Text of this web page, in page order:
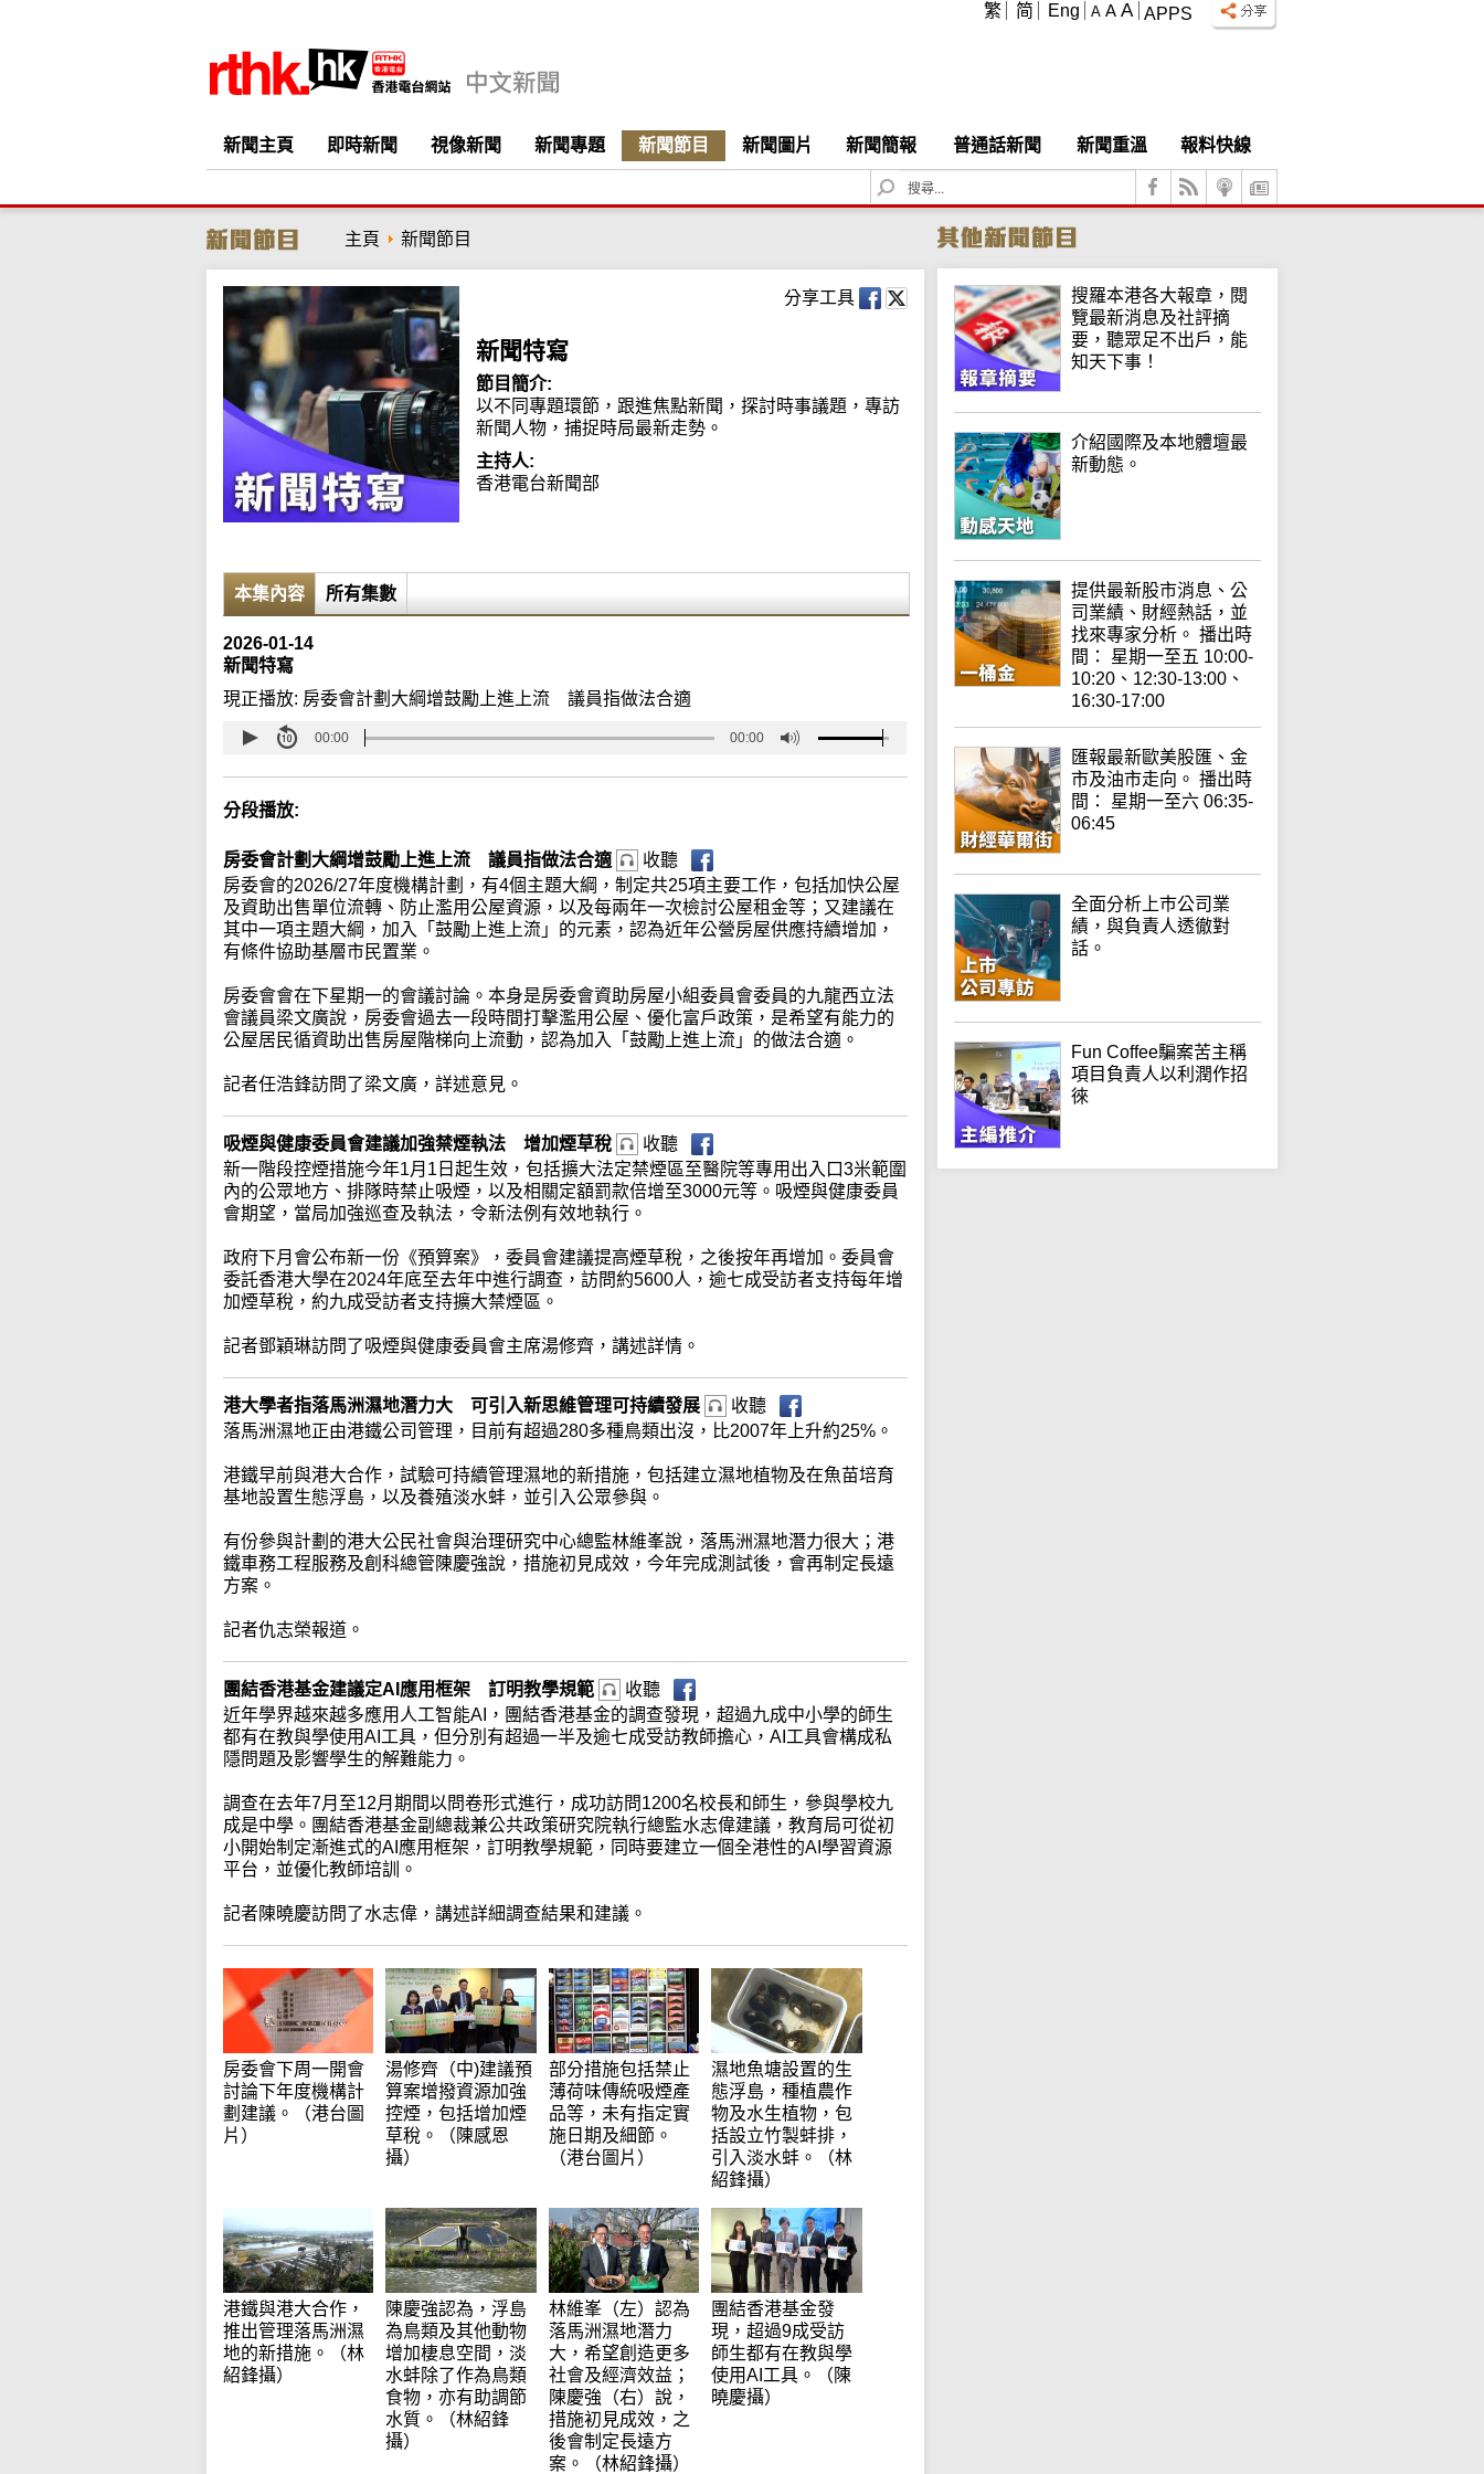
APPS
A A A
繁 简 Eng
新聞主頁 即時新聞 視像新聞 新聞專題 新聞節目 新聞圖片 新聞簡報 普通話新聞 新聞重溫
報料快線
S
e
c
h
主頁 新聞節目
分享工具
新聞特寫
節目簡介:
以不同專題環節，跟進焦點新聞，探討時事議題，專訪
新聞人物，捕捉時局最新走勢。
主持人:
香港電台新聞部
本集內容 所有集數
2026-01-14
新聞特寫
現正播放: 房委會計劃大綱增鼓勵上進上流 議員指做法合適
00:00 00:00
分段播放:
房委會計劃大綱增鼓勵上進上流 議員指做法合適
收聽
房委會的2026/27年度機構計劃，有4個主題大綱，制定共25項主要工作，包括加快公屋
及資助出售單位流轉、防止濫用公屋資源，以及每兩年一次檢討公屋租金等；又建議在
其中一項主題大綱，加入「鼓勵上進上流」的元素，認為近年公營房屋供應持續增加，
有條件協助基層市民置業。
房委會會在下星期一的會議討論。本身是房委會資助房屋小組委員會委員的九龍西立法
會議員梁文廣說，房委會過去一段時間打擊濫用公屋、優化富戶政策，是希望有能力的
公屋居民循資助出售房屋階梯向上流動，認為加入「鼓勵上進上流」的做法合適。
記者任浩鋒訪問了梁文廣，詳述意見。
吸煙與健康委員會建議加強禁煙執法 增加煙草稅
收聽
新一階段控煙措施今年1月1日起生效，包括擴大法定禁煙區至醫院等專用出入口3米範圍
內的公眾地方、排隊時禁止吸煙，以及相關定額罰款倍增至3000元等。吸煙與健康委員
會期望，當局加強巡查及執法，令新法例有效地執行。
政府下月會公布新一份《預算案》，委員會建議提高煙草稅，之後按年再增加。委員會
委託香港大學在2024年底至去年中進行調查，訪問約5600人，逾七成受訪者支持每年增
加煙草稅，約九成受訪者支持擴大禁煙區。
記者鄧穎琳訪問了吸煙與健康委員會主席湯修齊，講述詳情。
港大學者指落馬洲濕地潛力大 可引入新思維管理可持續發展
收聽
落馬洲濕地正由港鐵公司管理，目前有超過280多種鳥類出沒，比2007年上升約25%。
港鐵早前與港大合作，試驗可持續管理濕地的新措施，包括建立濕地植物及在魚苗培育
基地設置生態浮島，以及養殖淡水蚌，並引入公眾參與。
有份參與計劃的港大公民社會與治理研究中心總監林維峯說，落馬洲濕地潛力很大；港
鐵車務工程服務及創科總管陳慶強說，措施初見成效，今年完成測試後，會再制定長遠
方案。
記者仇志榮報道。
團結香港基金建議定AI應用框架 訂明教學規範
收聽
近年學界越來越多應用人工智能AI，團結香港基金的調查發現，超過九成中小學的師生
都有在教與學使用AI工具，但分別有超過一半及逾七成受訪教師擔心，AI工具會構成私
隱問題及影響學生的解難能力。
調查在去年7月至12月期間以問卷形式進行，成功訪問1200名校長和師生，參與學校九
成是中學。團結香港基金副總裁兼公共政策研究院執行總監水志偉建議，教育局可從初
小開始制定漸進式的AI應用框架，訂明教學規範，同時要建立一個全港性的AI學習資源
平台，並優化教師培訓。
記者陳曉慶訪問了水志偉，講述詳細調查結果和建議。
房委會下周一開會
討論下年度機構計
劃建議。（港台圖
片）
湯修齊（中)建議預
算案增撥資源加強
控煙，包括增加煙
草稅。（陳感恩
攝）
部分措施包括禁止
薄荷味傳統吸煙產
品等，未有指定實
施日期及細節。
（港台圖片）
濕地魚塘設置的生
態浮島，種植農作
物及水生植物，包
括設立竹製蚌排，
引入淡水蚌。（林
紹鋒攝）
港鐵與港大合作，
推出管理落馬洲濕
地的新措施。（林
紹鋒攝）
陳慶強認為，浮島
為鳥類及其他動物
增加棲息空間，淡
水蚌除了作為鳥類
食物，亦有助調節
水質。（林紹鋒
攝）
林維峯（左）認為
落馬洲濕地潛力
大，希望創造更多
社會及經濟效益；
陳慶強（右）說，
措施初見成效，之
後會制定長遠方
案。（林紹鋒攝）
團結香港基金發
現，超過9成受訪
師生都有在教與學
使用AI工具。（陳
曉慶攝）
搜羅本港各大報章，閱
覽最新消息及社評摘
要，聽眾足不出戶，能
知天下事！
介紹國際及本地體壇最
新動態。
提供最新股市消息、公
司業績、財經熱話，並
找來專家分析。 播出時
間： 星期一至五 10:00-
10:20、12:30-13:00、
16:30-17:00
匯報最新歐美股匯、金
市及油市走向。 播出時
間： 星期一至六 06:35-
06:45
全面分析上巿公司業
績，與負責人透徹對
話。
Fun Coffee騙案苦主稱
項目負責人以利潤作招
徠